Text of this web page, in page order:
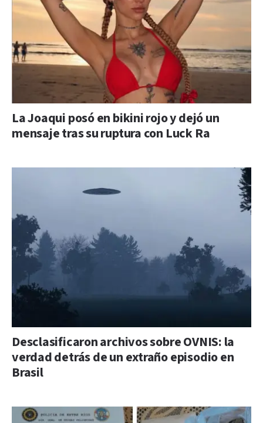
La Joaqui posó en bikini rojo y dejó un
mensaje tras su ruptura con Luck Ra
Desclasificaron archivos sobre OVNIS: la
verdad detrás de un extraño episodio en
Brasil